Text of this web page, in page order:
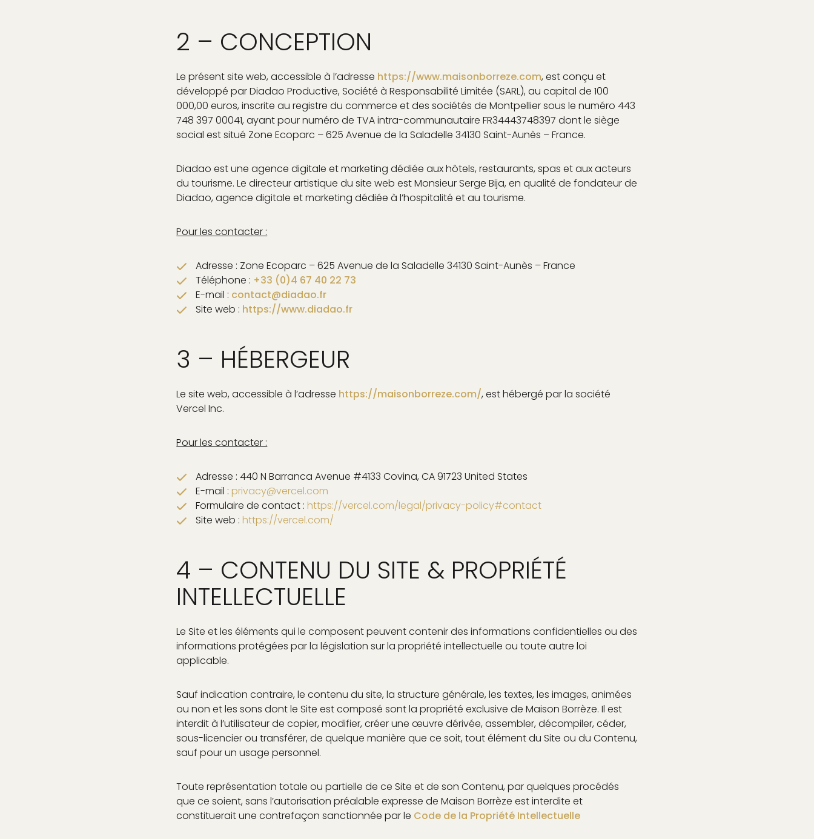
2 – CONCEPTION
Le présent site web, accessible à l’adresse https://www.maisonborreze.com, est conçu et
développé par Diadao Productive, Société à Responsabilité Limitée (SARL), au capital de 100
000,00 euros, inscrite au registre du commerce et des sociétés de Montpellier sous le numéro 443
748 397 00041, ayant pour numéro de TVA intra-communautaire FR34443748397 dont le siège
social est situé Zone Ecoparc – 625 Avenue de la Saladelle 34130 Saint-Aunès – France.
Diadao est une agence digitale et marketing dédiée aux hôtels, restaurants, spas et aux acteurs
du tourisme. Le directeur artistique du site web est Monsieur Serge Bija, en qualité de fondateur de
Diadao, agence digitale et marketing dédiée à l’hospitalité et au tourisme.
Pour les contacter :
Adresse : Zone Ecoparc – 625 Avenue de la Saladelle 34130 Saint-Aunès – France
Téléphone : +33 (0)4 67 40 22 73
E-mail : contact@diadao.fr
Site web : https://www.diadao.fr
3 – HÉBERGEUR
Le site web, accessible à l’adresse https://maisonborreze.com/, est hébergé par la société
Vercel Inc.
Pour les contacter :
Adresse : 440 N Barranca Avenue #4133 Covina, CA 91723 United States
E-mail :privacy@vercel.com
Formulaire de contact :https://vercel.com/legal/privacy-policy#contact
Site web :https://vercel.com/
4 – CONTENU DU SITE & PROPRIÉTÉ
INTELLECTUELLE
Le Site et les éléments qui le composent peuvent contenir des informations confidentielles ou des
informations protégées par la législation sur la propriété intellectuelle ou toute autre loi
applicable.
Sauf indication contraire, le contenu du site, la structure générale, les textes, les images, animées
ou non et les sons dont le Site est composé sont la propriété exclusive de Maison Borrèze. Il est
interdit à l’utilisateur de copier, modifier, créer une œuvre dérivée, assembler, décompiler, céder,
sous-licencier ou transférer, de quelque manière que ce soit, tout élément du Site ou du Contenu,
sauf pour un usage personnel.
Toute représentation totale ou partielle de ce Site et de son Contenu, par quelques procédés
que ce soient, sans l’autorisation préalable expresse de Maison Borrèze est interdite et
constituerait une contrefaçon sanctionnée par le Code de la Propriété Intellectuelle